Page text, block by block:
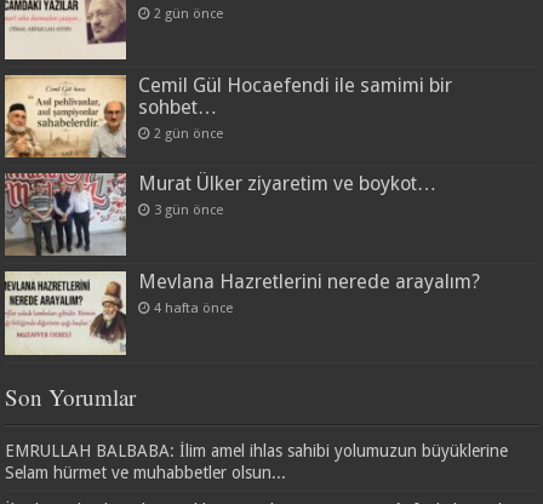
2 gün önce
Cemil Gül Hocaefendi ile samimi bir
sohbet…
2 gün önce
Murat Ülker ziyaretim ve boykot…
3 gün önce
Mevlana Hazretlerini nerede arayalım?
4 hafta önce
Son Yorumlar
EMRULLAH BALBABA: İlim amel ihlas sahibi yolumuzun büyüklerine
Selam hürmet ve muhabbetler olsun...